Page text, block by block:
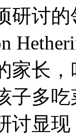
研讨
家长
子多
讨显